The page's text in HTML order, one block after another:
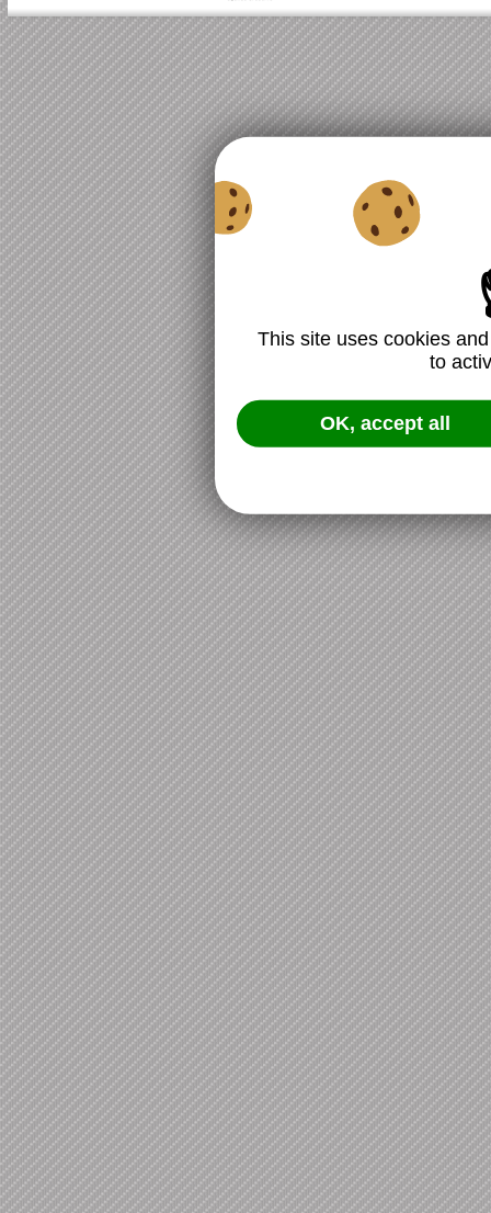
This site uses cookies
to
OK, accept all